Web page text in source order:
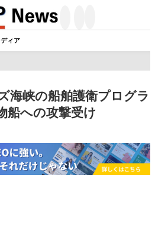
ィア
海峡の船舶護衛プログラ
船への攻撃受け